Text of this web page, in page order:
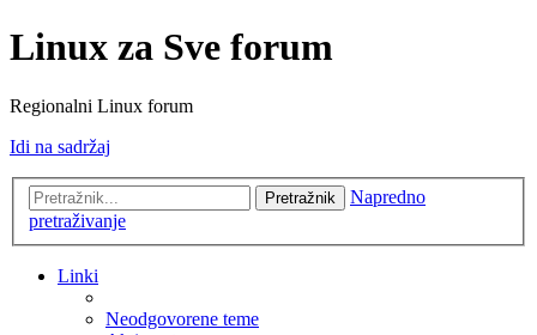
Linux za Sve forum
Regionalni Linux forum
Idi na sadržaj
Pretražnik
Napredno
pretraživanje
Linki
Neodgovorene teme